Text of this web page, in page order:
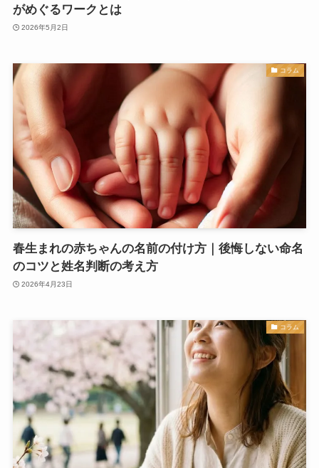
がめぐるワークとは
2026年5月2日
コラム
春生まれの赤ちゃんの名前の付け方｜後悔しない命名
のコツと姓名判断の考え方
2026年4月23日
コラム